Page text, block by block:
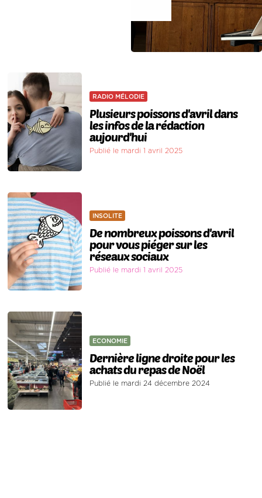
RADIO MÉLODIE
Plusieurs poissons d'avril dans
les infos de la rédaction
aujourd'hui
Publié le mardi 1 avril 2025
INSOLITE
De nombreux poissons d'avril
pour vous piéger sur les
réseaux sociaux
Publié le mardi 1 avril 2025
ECONOMIE
Dernière ligne droite pour les
achats du repas de Noël
Publié le mardi 24 décembre 2024